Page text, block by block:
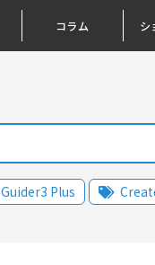
コラム シ
Guider3 Plus